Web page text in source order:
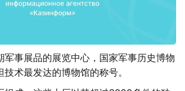
军事展品的展览中心，国家军事历史博物
术最发达的博物馆的称号。